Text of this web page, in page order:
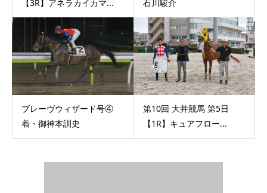
【3R】アネラカイカマ...
石川駿介
ブレーヴウィザード号④
着・御神本訓史
第10回 大井競馬 第5日
【1R】キュアフロー...